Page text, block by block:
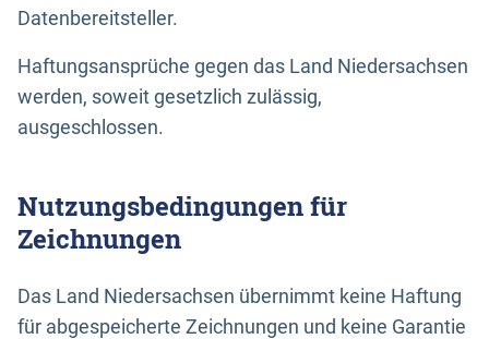
Datenbereitsteller.
Haftungsansprüche gegen das Land Niedersachsen
werden, soweit gesetzlich zulässig,
ausgeschlossen.
Nutzungsbedingungen für
Zeichnungen
Das Land Niedersachsen übernimmt keine Haftung
für abgespeicherte Zeichnungen und keine Garantie